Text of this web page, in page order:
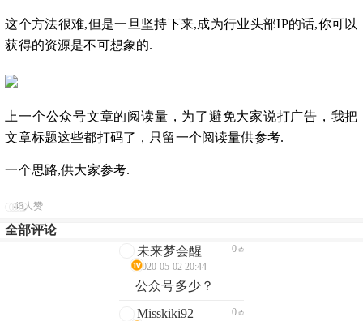
这个方法很难,但是一旦坚持下来,成为行业头部IP的话,你可以
获得的资源是不可想象的.
上一个公众号文章的阅读量 ， 为了避免大家说打广告 ，我把
文章标题这些都打码了， 只留一个阅读量供参考.
一个思路,供大家参考.
48人赞
全部评论
未来梦会醒
2020-05-02 20:44
0
公众号多少？
Misskiki92
0